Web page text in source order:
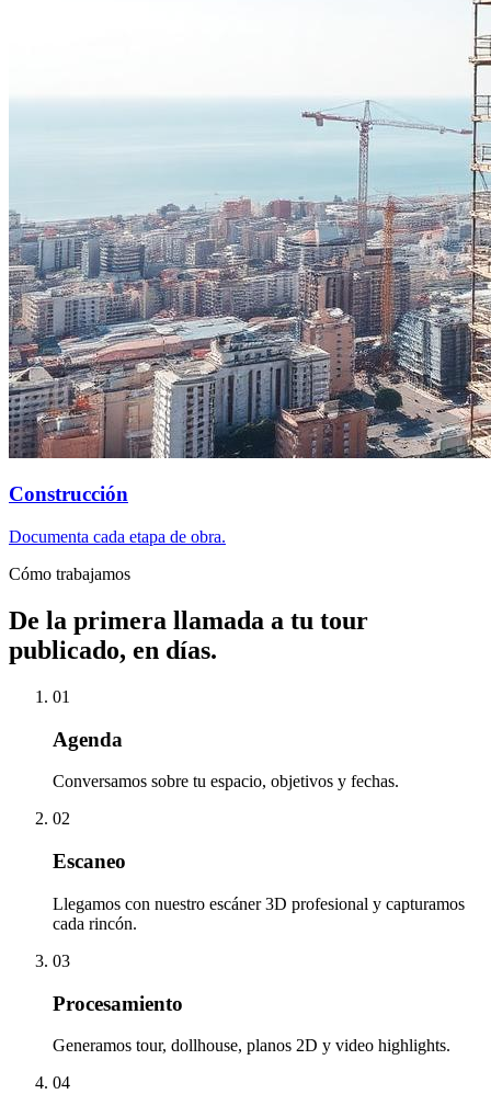
Construcción
Documenta cada etapa de obra.
Cómo trabajamos
De la primera llamada a tu tour
publicado, en días.
01
Agenda
Conversamos sobre tu espacio, objetivos y fechas.
02
Escaneo
Llegamos con nuestro escáner 3D profesional y capturamos
cada rincón.
03
Procesamiento
Generamos tour, dollhouse, planos 2D y video highlights.
04